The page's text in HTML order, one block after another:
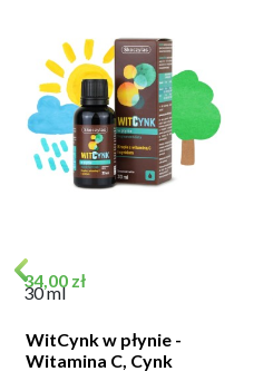
Cena
34,00 zł
30 ml
WitCynk w płynie -
Witamina C, Cynk